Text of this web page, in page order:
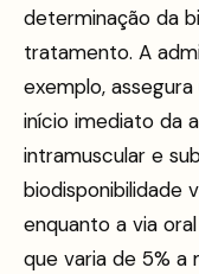
determinação da
tratamento. A
exemplo,
início imediato da
intramuscular e
biodisponibilidade
enquanto a via
que varia de 5% a